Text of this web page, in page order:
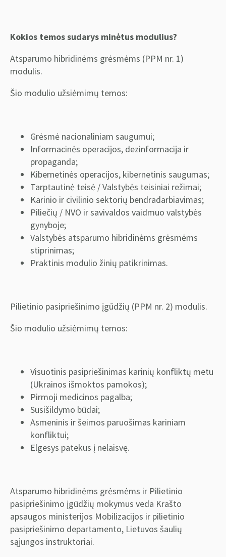
Kokios temos sudarys minėtus modulius?
Atsparumo hibridinėms grėsmėms (PPM nr. 1)
modulis.
Šio modulio užsiėmimų temos:
Grėsmė nacionaliniam saugumui;
Informacinės operacijos, dezinformacija ir
propaganda;
Kibernetinės operacijos, kibernetinis saugumas;
Tarptautinė teisė / Valstybės teisiniai režimai;
Karinio ir civilinio sektorių bendradarbiavimas;
Piliečių / NVO ir savivaldos vaidmuo valstybės
gynyboje;
Valstybės atsparumo hibridinėms grėsmėms
stiprinimas;
Praktinis modulio žinių patikrinimas.
Pilietinio pasipriešinimo įgūdžių (PPM nr. 2) modulis.
Šio modulio užsiėmimų temos:
Visuotinis pasipriešinimas karinių konfliktų metu
(Ukrainos išmoktos pamokos);
Pirmoji medicinos pagalba;
Susišildymo būdai;
Asmeninis ir šeimos paruošimas kariniam
konfliktui;
Elgesys patekus į nelaisvę.
Atsparumo hibridinėms grėsmėms ir Pilietinio
pasipriešinimo įgūdžių mokymus veda Krašto
apsaugos ministerijos Mobilizacijos ir pilietinio
pasipriešinimo departamento, Lietuvos šaulių
sąjungos instruktoriai.